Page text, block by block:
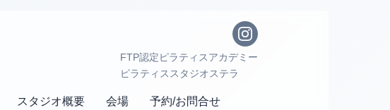
FTP認定ピラティスアカデミー
ピラティススタジオステラ
スタジオ概要 会場 予約/お問合せ